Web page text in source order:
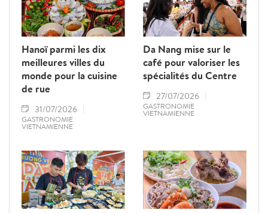
Hanoï parmi les dix
meilleures villes du
monde pour la cuisine
de rue
31/07/2026
GASTRONOMIE
VIETNAMIENNE
Da Nang mise sur le
café pour valoriser les
spécialités du Centre
27/07/2026
GASTRONOMIE
VIETNAMIENNE